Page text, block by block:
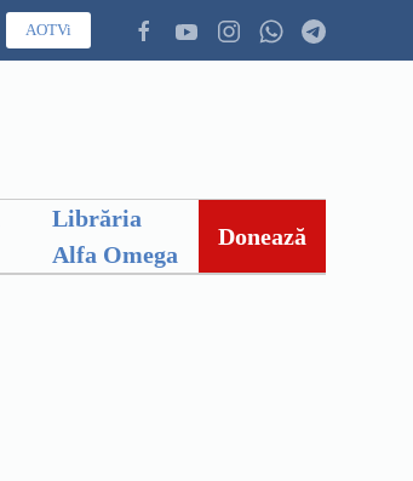
AOTVi
Librăria
Alfa Omega
Donează